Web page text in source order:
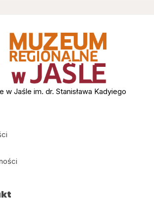
w Jaśle im. dr. Stanisława Kadyiego